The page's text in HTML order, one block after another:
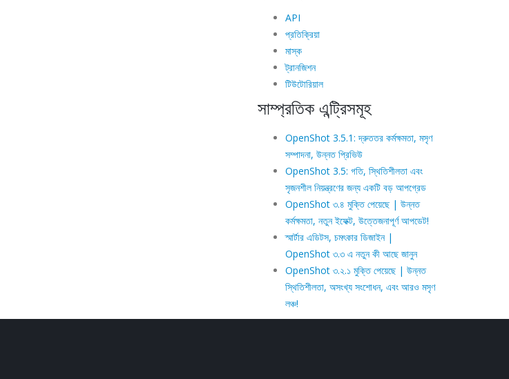
API
প্রতিক্রিয়া
মাস্ক
ট্রানজিশন
টিউটোরিয়াল
সাম্প্রতিক এন্ট্রিসমূহ
OpenShot 3.5.1: দ্রুততর কর্মক্ষমতা, মসৃণ
সম্পাদনা, উন্নত প্রিভিউ
OpenShot 3.5: গতি, স্থিতিশীলতা এবং
সৃজনশীল নিয়ন্ত্রণের জন্য একটি বড় আপগ্রেড
OpenShot ৩.৪ মুক্তি পেয়েছে | উন্নত
কর্মক্ষমতা, নতুন ইফেক্ট, উত্তেজনাপূর্ণ আপডেট!
স্মার্টার এডিটস, চমৎকার ডিজাইন |
OpenShot ৩.৩ এ নতুন কী আছে জানুন
OpenShot ৩.২.১ মুক্তি পেয়েছে | উন্নত
স্থিতিশীলতা, অসংখ্য সংশোধন, এবং আরও মসৃণ
লঞ্চ!